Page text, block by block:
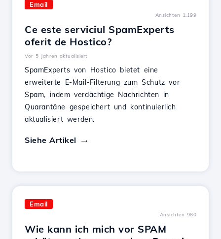
Email
Ansichten 1,199
Ce este serviciul SpamExperts
oferit de Hostico?
Vor 5 Jahren aktualisiert
SpamExperts von Hostico bietet eine
erweiterte E-Mail-Filterung zum Schutz vor
Spam, indem verdächtige Nachrichten in
Quarantäne gespeichert und kontinuierlich
aktualisiert werden.
Siehe Artikel
Email
Ansichten 980
Wie kann ich mich vor SPAM